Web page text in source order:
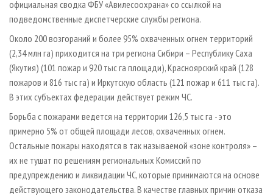
БИОЭНЕРГЕТИКА
ЦБП
ИНСТРУМЕНТ И МАТЕРИАЛЫ
RUSSIAN FORESTRY REVIEW
ГАЗЕТА ЛЕСПРОМФОРУМ
БИБЛИОТЕКА СПЕЦИАЛИСТА
официальная сводка ФБУ «Авилесоохрана» со ссылкой на
подведомственные диспетчерские службы региона.
Около 200 возгораний и более 95% охваченных огнем территорий
(2,34 млн га) приходится на три региона Сибири – Республику Саха
(Якутия) (101 пожар и 920 тыс га площади), Красноярский край (128
пожаров и 816 тыс га) и Иркутскую область (121 пожар и 611 тыс га).
В этих субъектах федерации действует режим ЧС.
Борьба с пожарами ведется на территории 126,5 тыс га - это
примерно 5% от общей площади лесов, охваченных огнем.
Остальные пожары находятся в так называемой «зоне контроля» –
их не тушат по решениям региональных Комиссий по
предупреждению и ликвидации ЧС, которые принимаются на основе
действующего законодательства. В качестве главных причин отказа